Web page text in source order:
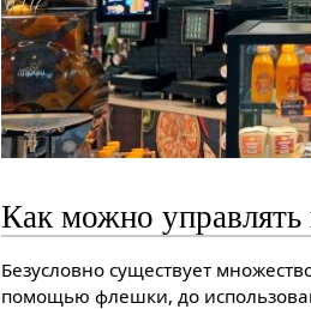
Как можно
Безусловно существует
помощью флешки, до